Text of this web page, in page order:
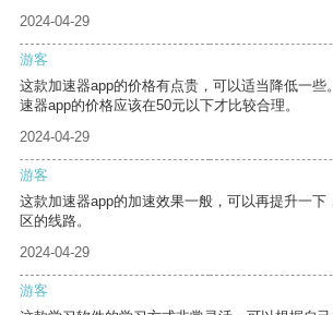
2024-04-29
游客
这款加速器app的价格有点贵，可以适当降低一些
速器app的价格应该在50元以下才比较合理。
2024-04-29
游客
这款加速器app的加速效果一般，可以再提升一下
区的线路。
2024-04-29
游客